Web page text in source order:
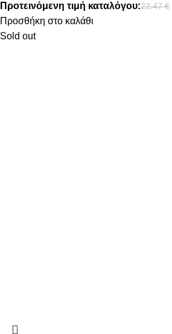
Προτεινόμενη τιμή καταλόγου:22,47€
Προσθήκη στο καλάθι
Sold out